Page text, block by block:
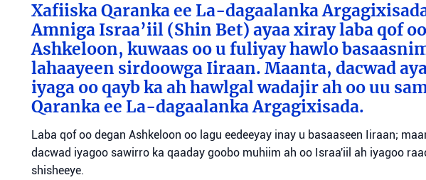
Xafiiska Qaranka ee La-dagaalanka
Amniga Israa’iil (Shin Bet) ayaa xiray laba qof
Ashkeloon, kuwaas oo u fuliyay hawlo
lahaayeen sirdoowga Iiraan. Maanta, dacwad
iyaga oo qayb ka ah hawlgal wadajir ah oo uu
Qaranka ee La-dagaalanka Argagixisada.
Laba qof oo degan Ashkeloon oo lagu eedeeyay inay u basaaseen Iiraan;
dacwad iyagoo sawirro ka qaaday goobo muhiim ah oo Israa'iil ah iyagoo
shisheeye.